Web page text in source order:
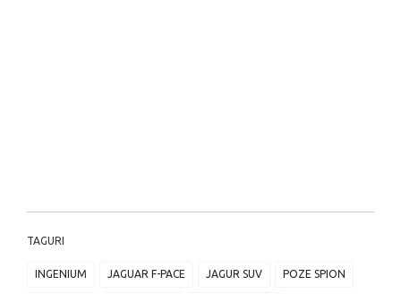
TAGURI
INGENIUM JAGUAR F-PACE JAGUR SUV POZE SPION